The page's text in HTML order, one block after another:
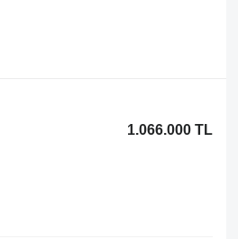
1.066.000 TL